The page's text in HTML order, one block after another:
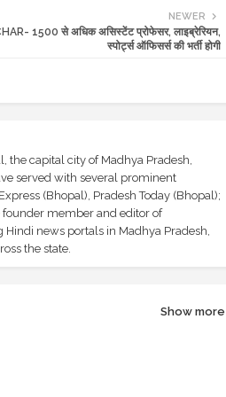
NEWER
1500 से अधिक असिस्टेंट प्रोफेसर, लाइब्रेरियन,
स्पोर्ट्स ऑफिसर्स की भर्ती होगी
the capital city of Madhya Pradesh,
served with several prominent
(Bhopal), Pradesh Today (Bhopal);
member and editor of
news portals in Madhya Pradesh,
the state.
Show more